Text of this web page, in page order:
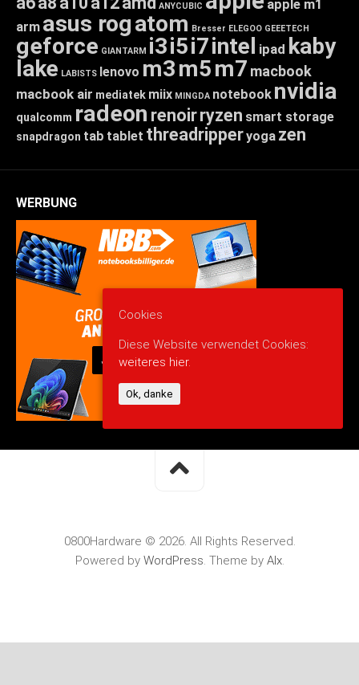
ANYCUBIC apple m1
arm asus rogatom Bresser ELEGOO GEEETECH
geforce GIANTARM i3i5i7intel ipad kaby
lake LABISTS lenovo m3m5m7 macbook
macbook air mediatek miix MINGDA notebook nvidia
qualcomm radeon renoirryzen smart storage
snapdragon tab tablet threadripperyoga zen
WERBUNG
0800Hardware © 2026. All Rights Reserved.
Powered by WordPress. Theme by Alx.
Cookies
Diese Website verwendet Cookies:
weiteres hier.
Ok, danke